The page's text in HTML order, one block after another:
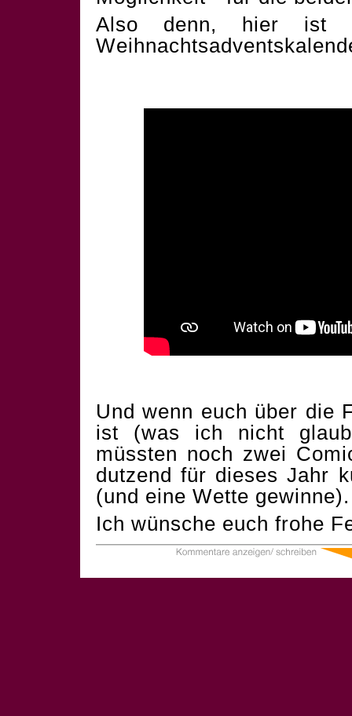
Also denn, hier ist
Und wenn euch über die
ist (was ich nicht
müssten noch zwei
dutzend für dieses Jahr
(und eine Wette
Ich wünsche euch frohe